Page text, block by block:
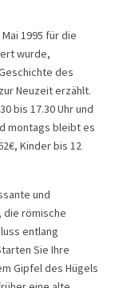
1995 für die
wurde,
des
Neuzeit erzählt.
bis 17.30 Uhr und
montags bleibt es
Kinder bis 12
und
die römische
entlang
Sie Ihre
Gipfel des Hügels